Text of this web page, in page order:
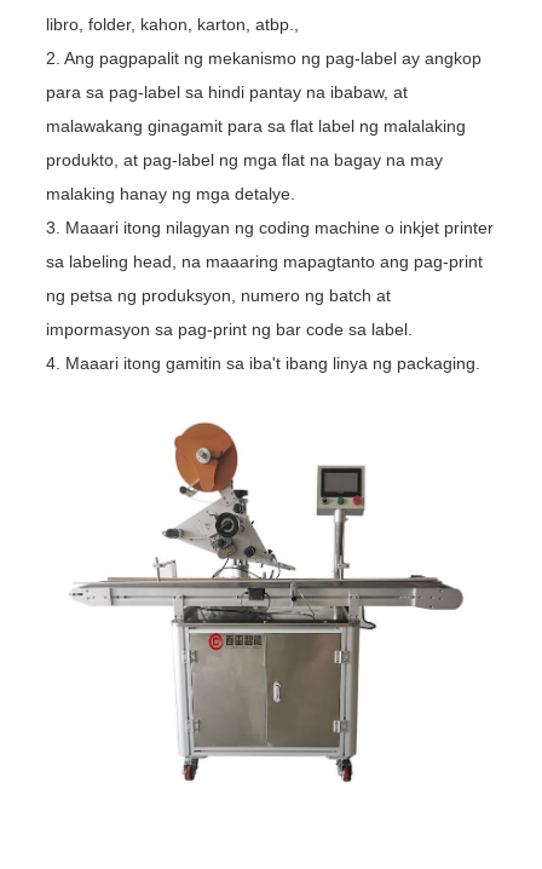
libro, folder, kahon, karton, atbp.,
2. Ang pagpapalit ng mekanismo ng pag-label ay angkop
para sa pag-label sa hindi pantay na ibabaw, at
malawakang ginagamit para sa flat label ng malalaking
produkto, at pag-label ng mga flat na bagay na may
malaking hanay ng mga detalye.
3. Maaari itong nilagyan ng coding machine o inkjet printer
sa labeling head, na maaaring mapagtanto ang pag-print
ng petsa ng produksyon, numero ng batch at
impormasyon sa pag-print ng bar code sa label.
4. Maaari itong gamitin sa iba't ibang linya ng packaging.